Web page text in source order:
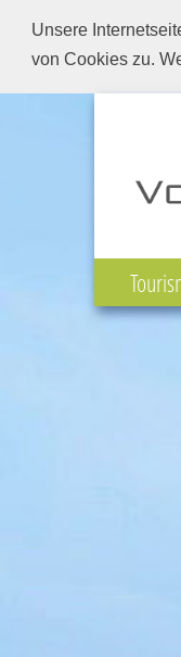
Unsere
von Cookies zu.